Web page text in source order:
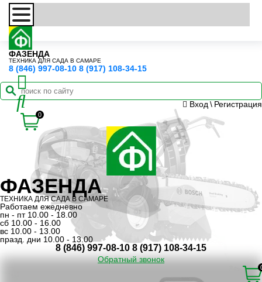
ФАЗЕНДА
ТЕХНИКА ДЛЯ САДА В САМАРЕ
8 (846) 997-08-10 8 (917) 108-34-15
0
Вход \ Регистрация
ФАЗЕНДА
ТЕХНИКА ДЛЯ САДА В САМАРЕ
Работаем ежедневно
пн - пт 10.00 - 18.00
сб 10.00 - 16.00
вс 10.00 - 13.00
празд. дни 10.00 - 13.00
8 (846) 997-08-10 8 (917) 108-34-15
Обратный звонок